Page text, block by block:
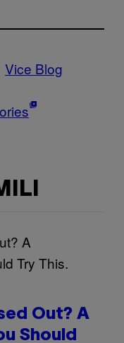
Vice Blog
Out? A
Should